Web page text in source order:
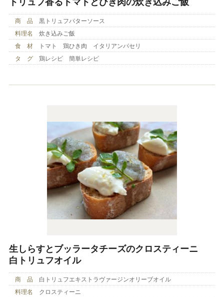
トリュフ香るトマトとひき肉の炊き込みご飯
商 品
黒トリュフバターソース
料理名
炊き込みご飯
食 材
トマト 鶏ひき肉 イタリアンパセリ
タ グ
鶏レシピ 簡単レシピ
生しらすとブッラータチーズのクロスティーニ
白トリュフオイル
商 品
白トリュフエキストラヴァージンオリーブオイル
料理名
クロスティーニ